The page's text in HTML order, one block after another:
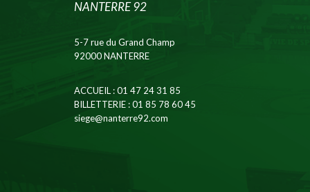
NANTERRE 92
5-7 rue du Grand Champ
92000 NANTERRE
ACCUEIL: 01 47 24 31 85
BILLETTERIE: 01 85 78 60 45
siege@nanterre92.com